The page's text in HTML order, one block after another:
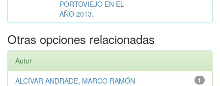
PORTOVIEJO EN EL
AÑO 2013.
Otras opciones relacionadas
Autor
1
ALCÍVAR ANDRADE, MARCO RAMÓN